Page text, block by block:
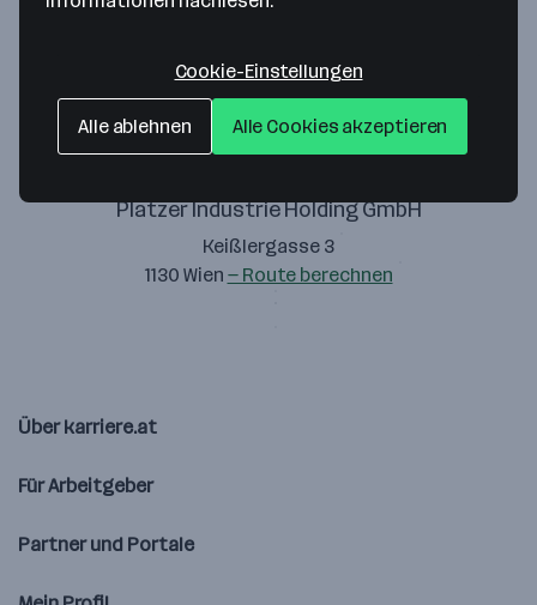
Platzer Industrie Holding GmbH
Keißlergasse 3
1130 Wien — Route berechnen
Über karriere.at
Für Arbeitgeber
Partner und Portale
Cookie-Einstellungen
Alle ablehnen Alle Cookies akzeptieren